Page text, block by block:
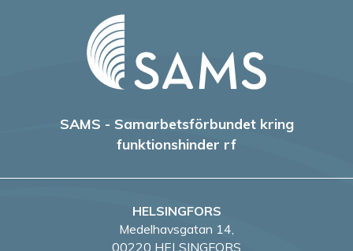
SAMS - Samarbetsförbundet kring
funktionshinder rf
HELSINGFORS
Medelhavsgatan 14,
00220 HELSINGFORS